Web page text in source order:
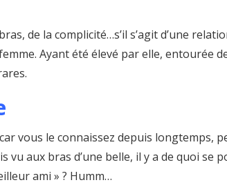
de la complicité…s’il s’agit d’une
Ayant été élevé par elle, entourée
vous le connaissez depuis longtemps,
aux bras d’une belle, il y a de quoi se
ami » ? Humm…